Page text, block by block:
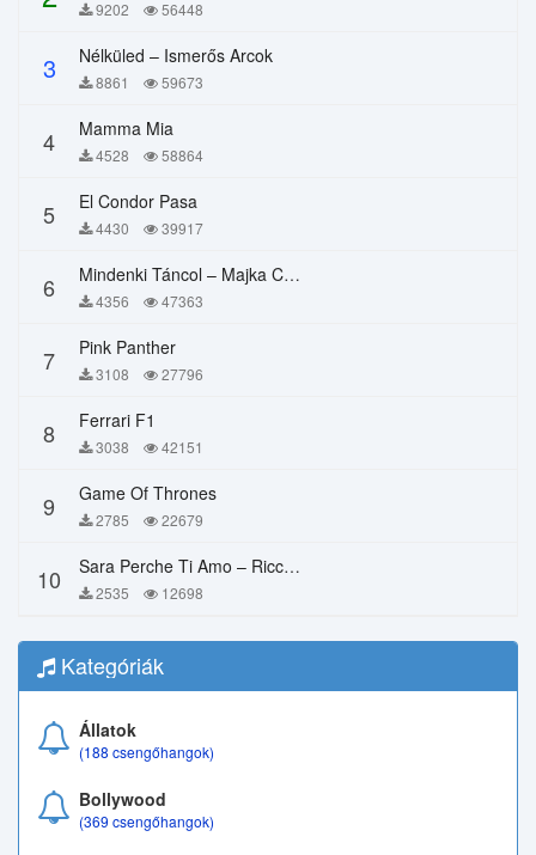
9202 56448
3 Nélküled – Ismerős Arcok
8861 59673
4 Mamma Mia
4528 58864
5 El Condor Pasa
4430 39917
6 Mindenki Táncol – Majka Curtis, Péter Majoros
4356 47363
7 Pink Panther
3108 27796
8 Ferrari F1
3038 42151
9 Game Of Thrones
2785 22679
10 Sara Perche Ti Amo – Ricchi E Poveri
2535 12698
Kategóriák
Állatok
(188 csengőhangok)
Bollywood
(369 csengőhangok)